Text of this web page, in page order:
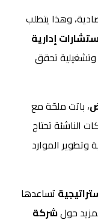
وهذا يتطلب
إدارية
وتشغيلية تحقق
، باتت ملحّة مع
الناشئة تحتاج
وتطوير الموارد
تساعدها
حولشركة